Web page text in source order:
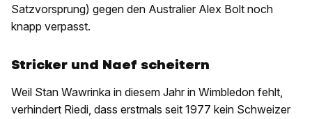
Satzvorsprung) gegen den Australier Alex Bolt noch
knapp verpasst.
Stricker und Naef scheitern
Weil Stan Wawrinka in diesem Jahr in Wimbledon fehlt,
verhindert Riedi, dass erstmals seit 1977 kein Schweizer